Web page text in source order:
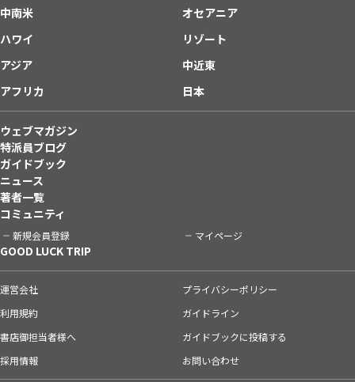
中南米
オセアニア
ハワイ
リゾート
アジア
中近東
アフリカ
日本
ウェブマガジン
特派員ブログ
ガイドブック
ニュース
著者一覧
コミュニティ
新規会員登録 マイページ
GOOD LUCK TRIP
運営会社
プライバシーポリシー
利用規約
ガイドライン
書店御担当者様へ
ガイドブックに投稿する
採用情報
お問い合わせ